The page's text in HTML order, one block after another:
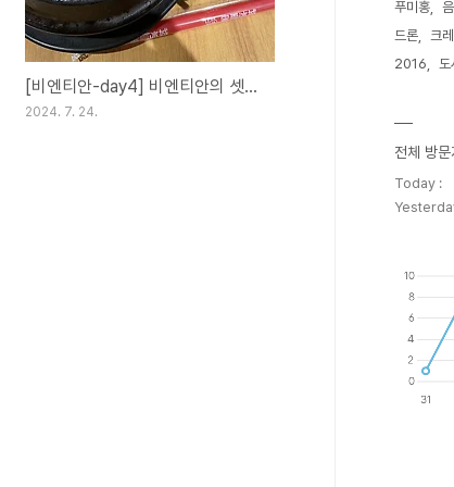
[비엔티안-day4] 비엔티안의 셋째날 2024.07.17(수)
2024. 7. 24.
푸미홍
드론
크
2016
도
전체 방문
Today :